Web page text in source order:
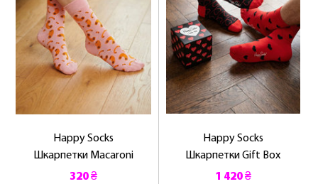
Happy Socks
Шкарпетки Macaroni
320 ₴
Happy Socks
Шкарпетки Gift Box
1 420 ₴